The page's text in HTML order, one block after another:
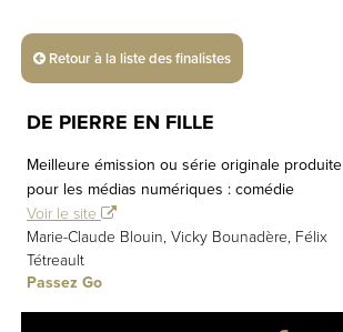
Retour à la liste des finalistes
DE PIERRE EN FILLE
Meilleure émission ou série originale produite
pour les médias numériques : comédie
Voir le site
Marie-Claude Blouin, Vicky Bounadère, Félix
Tétreault
Passez Go